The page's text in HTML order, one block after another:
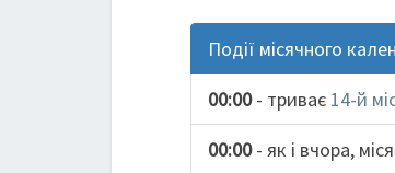
Події місячного
00:00- триває 14-й
00:00- як і вчора,